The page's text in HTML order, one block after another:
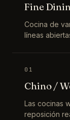
Fine
Cocina de
líneas
01
Chino /
Las cocinas
reposición